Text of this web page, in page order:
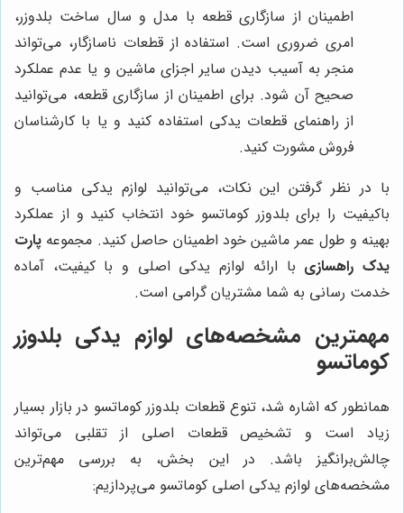
اطمینان از سازگاری قطعه با مدل و سال ساخت بلدوزر،
امری ضروری است. استفاده از قطعات ناسازگار، می‌تواند
منجر به آسیب دیدن سایر اجزای ماشین و یا عدم عملکرد
صحیح آن شود. برای اطمینان از سازگاری قطعه، می‌توانید
از راهنمای قطعات یدکی استفاده کنید و یا با کارشناسان
فروش مشورت کنید.
با در نظر گرفتن این نکات، می‌توانید لوازم یدکی مناسب و
باکیفیت را برای بلدوزر کوماتسو خود انتخاب کنید و از عملکرد
بهینه و طول عمر ماشین خود اطمینان حاصل کنید. مجموعه پارت
یدک راهسازی با ارائه لوازم یدکی اصلی و با کیفیت، آماده
خدمت رسانی به شما مشتریان گرامی است.
مهمترین مشخصه‌های لوازم یدکی بلدوزر
کوماتسو
همانطور که اشاره شد، تنوع قطعات بلدوزر کوماتسو در بازار بسیار
زیاد است و تشخیص قطعات اصلی از تقلبی می‌تواند
چالش‌برانگیز باشد. در این بخش، به بررسی مهم‌ترین
مشخصه‌های لوازم یدکی اصلی کوماتسو می‌پردازیم: